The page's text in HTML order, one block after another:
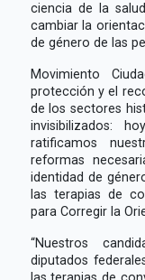
ciencia de la
cambiar la
de género de las
Movimiento
protección y el
de los sectores
invisibilizados:
ratificamos
reformas
identidad de
las terapias de
para Corregir la
“Nuestros
diputados
las terapias de